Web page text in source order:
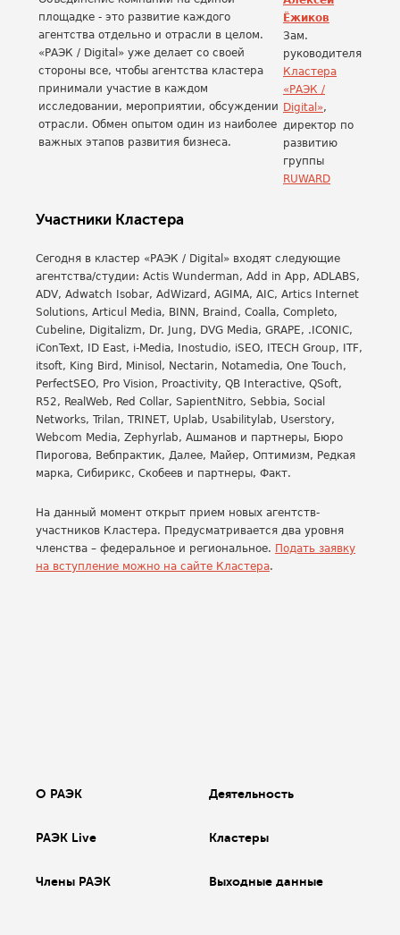
площадке - это развитие каждого
агентства отдельно и отрасли в целом.
«РАЭК / Digital» уже делает со своей
стороны все, чтобы агентства кластера
принимали участие в каждом
исследовании, мероприятии, обсуждении
отрасли. Обмен опытом один из наиболее
важных этапов развития бизнеса.
Ёжиков
Зам.
руководителя
Кластера
«РАЭК /
Digital»,
директор по
развитию
группы
RUWARD
Участники Кластера
Сегодня в кластер «РАЭК / Digital» входят следующие
агентства/студии: Actis Wunderman, Add in App, ADLABS,
ADV, Adwatch Isobar, AdWizard, AGIMA, AIC, Artics Internet
Solutions, Articul Media, BINN, Braind, Coalla, Completo,
Cubeline, Digitalizm, Dr. Jung, DVG Media, GRAPE, .ICONIC,
iConText, ID East, i-Media, Inostudio, iSEO, ITECH Group, ITF,
itsoft, King Bird, Minisol, Nectarin, Notamedia, One Touch,
PerfectSEO, Pro Vision, Proactivity, QB Interactive, QSoft,
R52, RealWeb, Red Collar, SapientNitro, Sebbia, Social
Networks, Trilan, TRINET, Uplab, Usabilitylab, Userstory,
Webcom Media, Zephyrlab, Ашманов и партнеры, Бюро
Пирогова, Вебпрактик, Далее, Майер, Оптимизм, Редкая
марка, Сибирикс, Скобеев и партнеры, Факт.
На данный момент открыт прием новых агентств-
участников Кластера. Предусматривается два уровня
членства – федеральное и региональное. Подать заявку
на вступление можно на сайте Кластера.
О РАЭК Деятельность
РАЭК Live Кластеры
Члены РАЭК Выходные данные